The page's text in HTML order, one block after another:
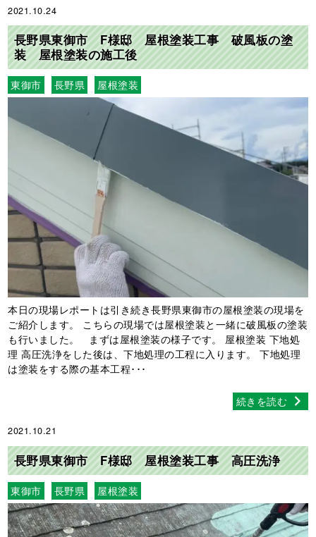
2021.10.24
長野県東御市 F様邸 屋根塗装工事 破風板の塗
装 屋根塗装の施工後
東御市 長野県 屋根塗装
本日の現場レポートは引き続き長野県東御市の屋根塗装の現場を
ご紹介します。 こちらの現場では屋根塗装と一緒に破風板の塗装
も行いました。 まずは屋根塗装の様子です。 屋根塗装 下地処
理 高圧洗浄をした後は、下地処理の工程に入ります。 下地処理
は塗装をする際の基本工程･･･
続きを読む
2021.10.21
長野県東御市 F様邸 屋根塗装工事 高圧洗浄
東御市 長野県 屋根塗装